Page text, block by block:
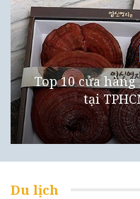
Top 10 cửa
tại
Du lịch